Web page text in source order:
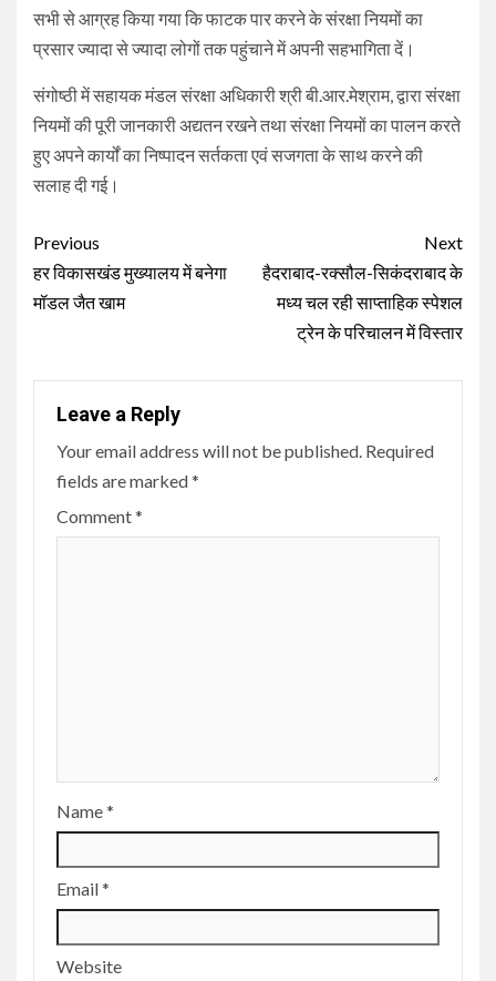
सभी से आग्रह किया गया कि फाटक पार करने के संरक्षा नियमों का
प्रसार ज्यादा से ज्यादा लोगों तक पहुंचाने में अपनी सहभागिता दें।
संगोष्ठी में सहायक मंडल संरक्षा अधिकारी श्री बी.आर.मेश्राम, द्वारा संरक्षा
नियमों की पूरी जानकारी अद्यतन रखने तथा संरक्षा नियमों का पालन करते
हुए अपने कार्यों का निष्पादन सर्तकता एवं सजगता के साथ करने की
सलाह दी गई।
Continue
Reading
Previous
हर विकासखंड मुख्यालय में बनेगा
मॉडल जैत खाम
Next
हैदराबाद-रक्सौल-सिकंदराबाद के
मध्य चल रही साप्ताहिक स्पेशल
ट्रेन के परिचालन में विस्तार
Leave a Reply
Your email address will not be published. Required
fields are marked*
Comment*
Name*
Email*
Website